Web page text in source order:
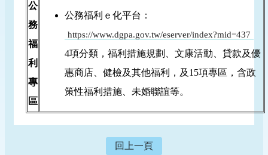
公
務
福
利
專
區
公務福利ｅ化平台：
https://www.dgpa.gov.tw/eserver/index?mid=437
4項分類，福利措施規劃、文康活動、貸款及優
惠商店、健檢及其他福利，及15項專區，含政
策性福利措施、未婚聯誼等。
回上一頁